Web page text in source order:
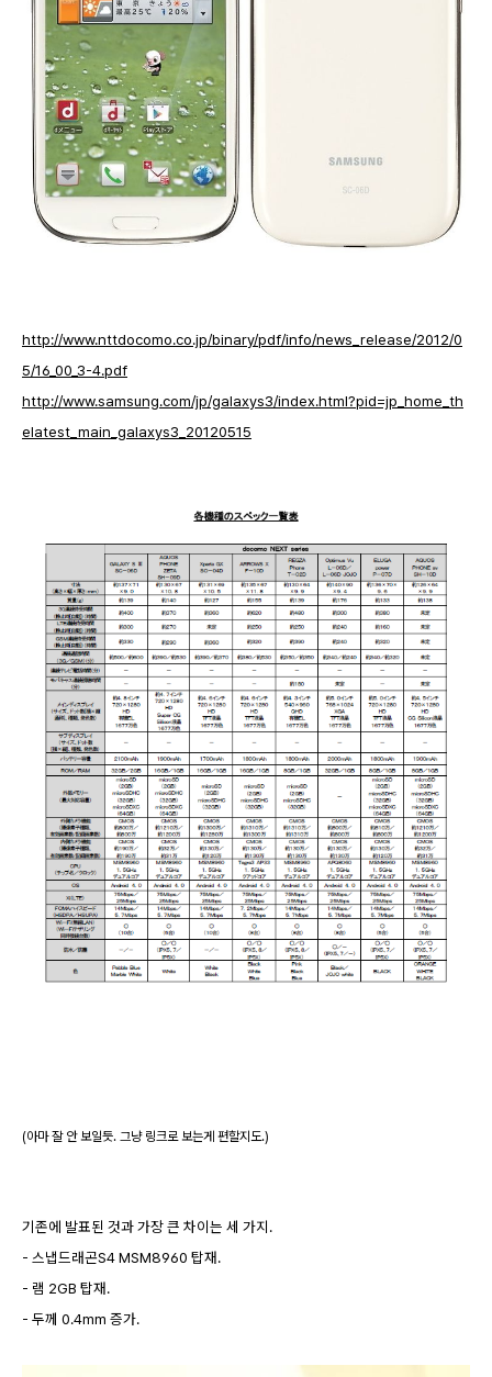
http://www.nttdocomo.co.jp/binary/pdf/info/news_release/2012/0
5/16_00_3-4.pdf
http://www.samsung.com/jp/galaxys3/index.html?pid=jp_home_th
elatest_main_galaxys3_20120515
(아마 잘 안 보일듯. 그냥 링크로 보는게 편할지도.)
기존에 발표된 것과 가장 큰 차이는 세 가지.
- 스냅드래곤S4 MSM8960 탑재.
- 램 2GB 탑재.
- 두께 0.4mm 증가.